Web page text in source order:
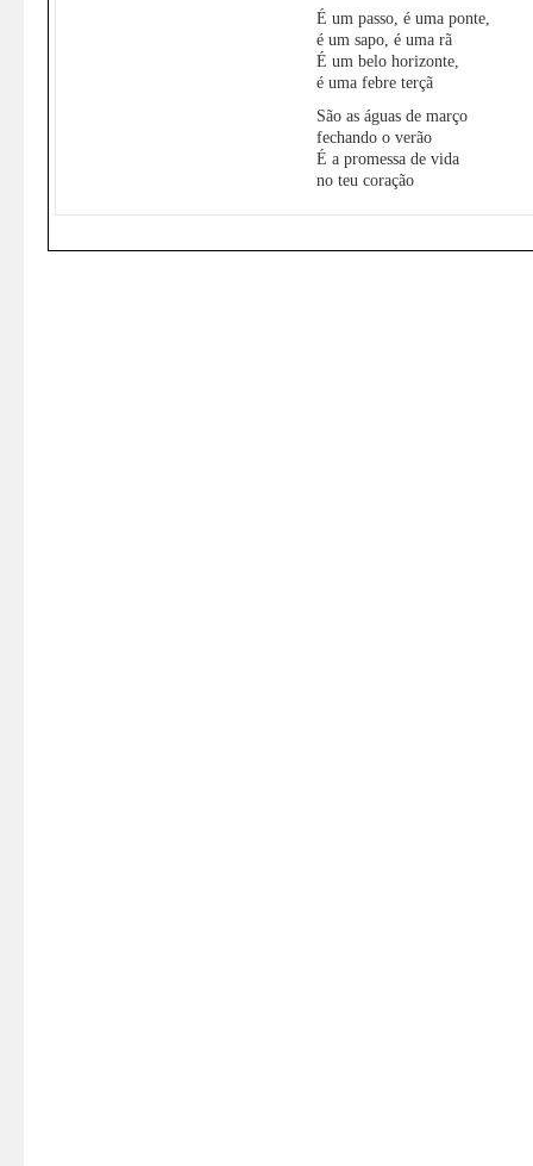
É um passo, é uma ponte,
é um sapo, é uma rã
É um belo horizonte,
é uma febre terçã
São as águas de março
fechando o verão
É a promessa de vida
no teu coração